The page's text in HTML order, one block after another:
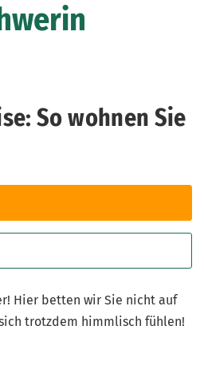
So wohnen Sie
Hier betten wir Sie nicht auf
trotzdem himmlisch fühlen!